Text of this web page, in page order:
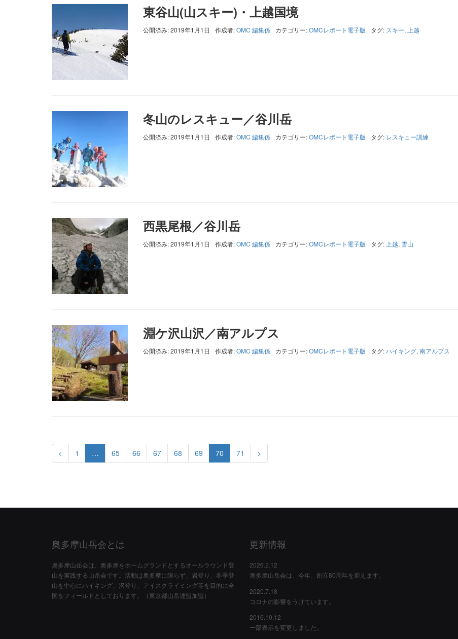
東谷山(山スキー)・上越国境
公開済み: 2019年1月1日 作成者:OMC 編集係 カテゴリー:OMCレポート電子版 タグ: スキー, 上越
冬山のレスキュー／谷川岳
公開済み: 2019年1月1日 作成者:OMC 編集係 カテゴリー:OMCレポート電子版 タグ: レスキュー訓練
西黒尾根／谷川岳
公開済み: 2019年1月1日 作成者:OMC 編集係 カテゴリー:OMCレポート電子版 タグ: 上越, 雪山
淵ケ沢山沢／南アルプス
公開済み: 2019年1月1日 作成者:OMC 編集係 カテゴリー:OMCレポート電子版 タグ:ハイキング, 南アルプス
< 1 … 65 66 67 68 69 70 71 >
奥多摩山岳会とは
奥多摩山岳会は、奥多摩をホームグランドとするオールラウンド登
山を実践する山岳会です。活動は奥多摩に限らず、岩登り、冬季登
山を中心にハイキング、沢登り、アイスクライミング等を目的に全
国をフィールドとしております。（東京都山岳連盟加盟）
更新情報
2026.2.12
奥多摩山岳会は、今年、創立80周年を迎えます。
2020.7.18
コロナの影響をうけています。
2016.10.12
一部表示を変更しました。